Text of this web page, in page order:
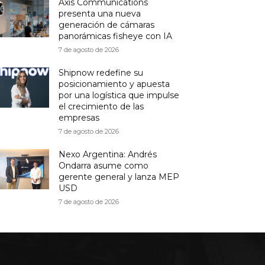
Axis Communications
presenta una nueva
generación de cámaras
panorámicas fisheye con IA
7 de agosto de 2026
Shipnow redefine su
posicionamiento y apuesta
por una logística que impulse
el crecimiento de las
empresas
7 de agosto de 2026
Nexo Argentina: Andrés
Ondarra asume como
gerente general y lanza MEP
USD
7 de agosto de 2026